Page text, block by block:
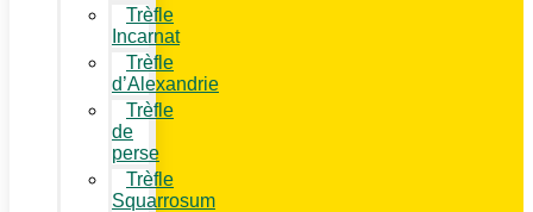
Trèfle
Incarnat
Trèfle
d’Alexandrie
Trèfle
de
perse
Trèfle
Squarrosum